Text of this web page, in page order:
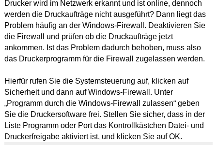
Drucker wird im Netzwerk erkannt und ist online, dennoch
werden die Druckaufträge nicht ausgeführt? Dann liegt das
Problem häufig an der Windows-Firewall. Deaktivieren Sie
die Firewall und prüfen ob die Druckaufträge jetzt
ankommen. Ist das Problem dadurch behoben, muss also
das Druckerprogramm für die Firewall zugelassen werden.
Hierfür rufen Sie die Systemsteuerung auf, klicken auf
Sicherheit und dann auf Windows-Firewall. Unter
„Programm durch die Windows-Firewall zulassen“ geben
Sie die Druckersoftware frei. Stellen Sie sicher, dass in der
Liste Programm oder Port das Kontrollkästchen Datei- und
Druckerfreigabe aktiviert ist, und klicken Sie auf OK.